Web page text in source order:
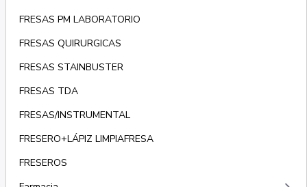
FRESAS PM LABORATORIO
FRESAS QUIRURGICAS
FRESAS STAINBUSTER
FRESAS TDA
FRESAS/INSTRUMENTAL
FRESERO+LÁPIZ LIMPIAFRESA
FRESEROS